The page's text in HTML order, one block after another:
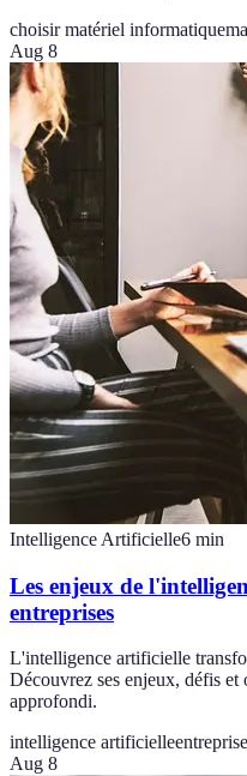
choisir matériel informatique
Aug 8
Intelligence Artificielle6 min
Les enjeux de
entreprises
L'intelligence artificielle
Découvrez ses enjeux, défis et
approfondi.
intelligence artificielle
Aug 8